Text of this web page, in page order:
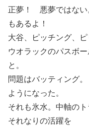
正夢！ 悪夢ではな
もあるよ！
大谷、ピッチング、ピ
ウオラックのパスボ
と。
問題はバッティング
ようになった。
それも氷水。中軸の
それなりの活躍を